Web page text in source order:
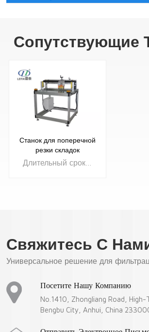
Сопутствующие
Станок для поперечной
резки складок
УЗНАТЬ
БОЛЬШЕ
Свяжитесь С
Универсальное решение для
Посетите Нашу Компанию
No.1410, Zhongliang Road, High-
Bengbu City, Anhui, China